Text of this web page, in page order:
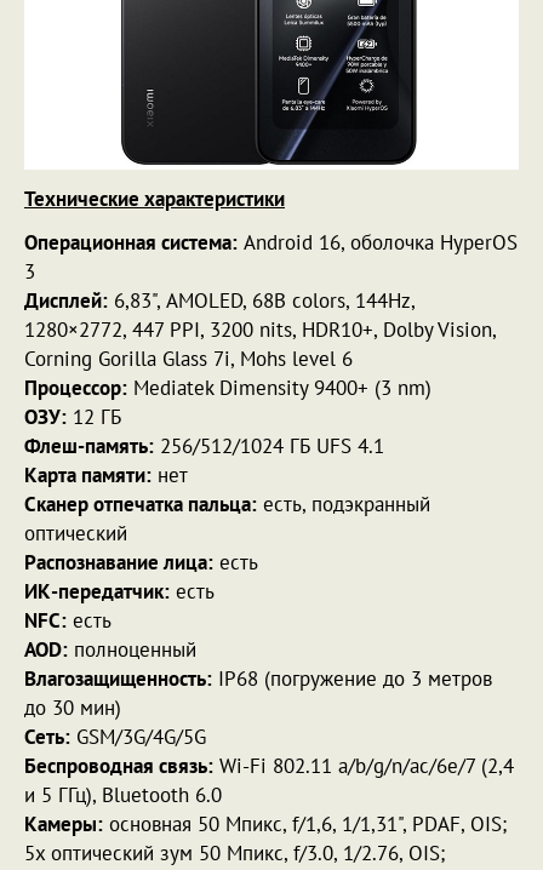
Технические характеристики
Операционная система: Android 16, оболочка HyperOS
3
Дисплей: 6,83", AMOLED, 68B colors, 144Hz,
1280×2772, 447 PPI, 3200 nits, HDR10+, Dolby Vision,
Corning Gorilla Glass 7i, Mohs level 6
Процессор: Mediatek Dimensity 9400+ (3 nm)
ОЗУ: 12 ГБ
Флеш-память: 256/512/1024 ГБ UFS 4.1
Карта памяти: нет
Сканер отпечатка пальца: есть, подэкранный
оптический
Распознавание лица: есть
ИК-передатчик: есть
NFC: есть
AOD: полноценный
Влагозащищенность: IP68 (погружение до 3 метров
до 30 мин)
Сеть: GSM/3G/4G/5G
Беспроводная связь: Wi-Fi 802.11 a/b/g/n/ac/6e/7 (2,4
и 5 ГГц), Bluetooth 6.0
Камеры: основная 50 Мпикс, f/1,6, 1/1,31", PDAF, OIS;
5x оптический зум 50 Мпикс, f/3.0, 1/2.76, OIS;